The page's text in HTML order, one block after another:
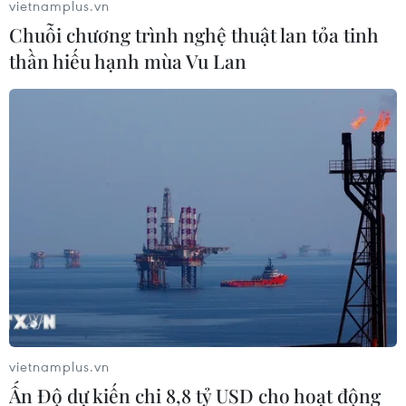
Trồng hơn 110.000 cây xanh chống tình
trạng xâm nhập mặn tại Vũng Tàu
Sáng 5/6, Tổng cục Môi trường phối hợp với Công ty cổ
phần sữa Việt Nam đã phát động lễ trồng hơn 110.000
cây xanh, góp phần bảo vệ môi trường và thích ứng với
tình trạng biến đổi khí hậu.
vietnamplus.vn
Chuỗi chương trình nghệ thuật lan tỏa tinh
thần hiếu hạnh mùa Vu Lan
vietnamplus.vn
Ấn Độ dự kiến chi 8,8 tỷ USD cho hoạt động